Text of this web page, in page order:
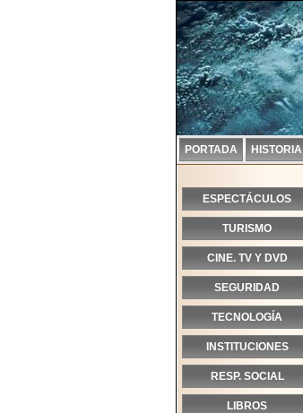
PORTADA HISTORIA
ESPECTÁCULOS
TURISMO
CINE. TV Y DVD
SEGURIDAD
TECNOLOGÍA
INSTITUCIONES
RESP. SOCIAL
LIBROS